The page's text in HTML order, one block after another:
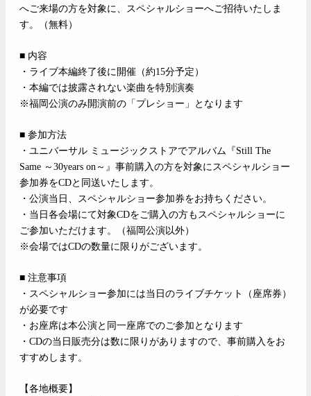
へご来場の方を対象に、スペシャルショーへご招待いたしま
す。（無料）
■ 内容
・ライブ本編終了後に開催（約15分予定）
・本編では披露されない楽曲を特別演奏
※福岡公演のみ開演前の「プレショー」となります
■ 参加方法
・ユニバーサル ミュージックストアでアルバム『Still The
Same ～30years on～』事前購入の方を対象にスペシャルショー
参加券をCDと同送いたします。
・公演当日、スペシャルショー参加券をお持ちください。
・当日各会場にて対象CDをご購入の方もスペシャルショーに
ご参加いただけます。（福岡公演以外）
※会場ではCDの数量に限りがございます。
■ 注意事項
・スペシャルショー参加には当日のライブチケット（座席券）
が必要です
・お座席は本公演と同一座席でのご参加となります
・CDの当日販売分は数に限りがありますので、事前購入をお
すすめします。
【各地概要】